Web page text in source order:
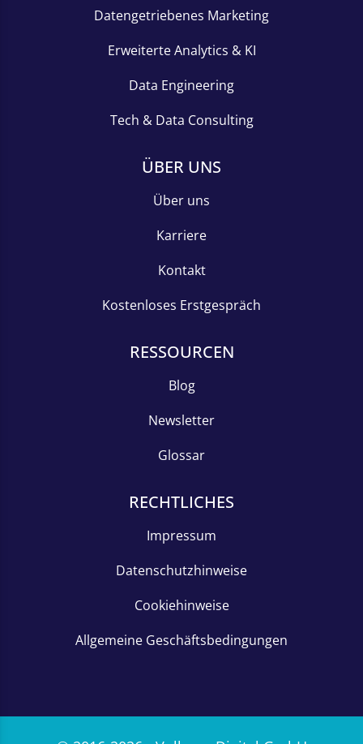
Datengetriebenes Marketing
Erweiterte Analytics & KI
Data Engineering
Tech & Data Consulting
ÜBER UNS
Über uns
Karriere
Kontakt
Kostenloses Erstgespräch
RESSOURCEN
Blog
Newsletter
Glossar
RECHTLICHES
Impressum
Datenschutzhinweise
Cookiehinweise
Allgemeine Geschäftsbedingungen